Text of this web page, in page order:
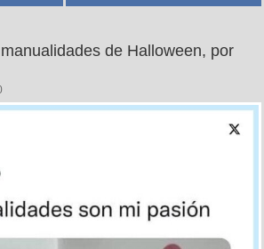
de Halloween, por